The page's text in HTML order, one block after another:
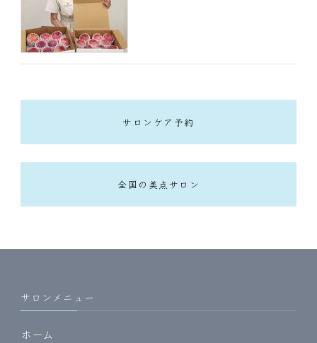
サロンケア予約
全国の美点サロン
サロンメニュー
ホーム